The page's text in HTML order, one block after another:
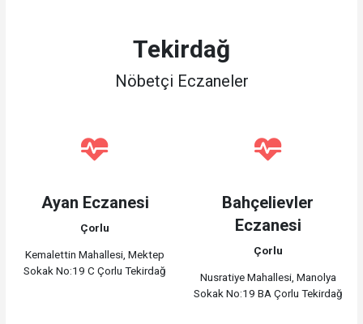
Tekirdağ
Nöbetçi Eczaneler
Ayan Eczanesi
Çorlu
Kemalettin Mahallesi, Mektep
Sokak No:19 C Çorlu Tekirdağ
Bahçelievler
Eczanesi
Çorlu
Nusratiye Mahallesi, Manolya
Sokak No:19 BA Çorlu Tekirdağ